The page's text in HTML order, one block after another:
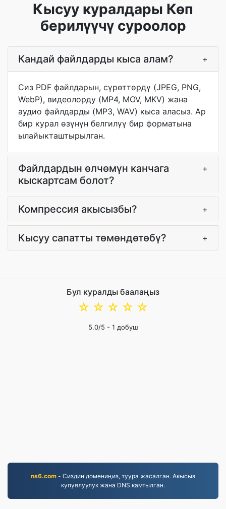
Кысуу куралдары Көп
берилүүчү суроолор
Кандай файлдарды кыса алам? +
Сиз PDF файлдарын, сүрөттөрдү (JPEG, PNG,
WebP), видеолорду (MP4, MOV, MKV) жана
аудио файлдарды (MP3, WAV) кыса аласыз. Ар
бир курал өзүнүн белгилүү бир форматына
ылайыкташтырылган.
Файлдардын өлчөмүн канчага
кыскартсам болот?
+
Компрессия акысызбы? +
Кысуу сапатты төмөндөтөбү? +
Бул куралды баалаңыз
☆
☆
☆
☆
☆
5.0/5 - 1 добуш
ns6.com - Сиздин домениңиз, туура жасалган. Акысыз
купуялуулук жана DNS камтылган.